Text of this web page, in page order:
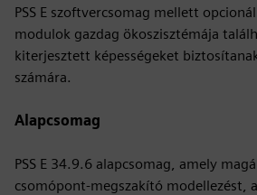
PSS E szoftvercsomag mellett
modulok gazdag ökoszisztémája
kiterjesztett képességeket biztosítanak
számára.
Alapcsomag
PSS E 34.9.6 alapcsomag, amely
csomópont-megszakító modellezést,